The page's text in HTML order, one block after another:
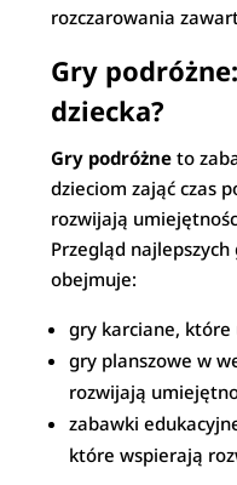
rozczarowania
Gry
dziecka?
Gry podróżne to
dzieciom zająć czas
rozwijają
Przegląd
obejmuje:
gry karciane, które
gry planszowe w
rozwijają
zabawki
które wspierają